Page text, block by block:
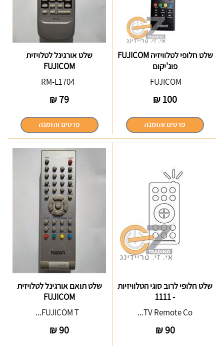
שלט חלופי לטלוויזיה FUJICOM
פוג'יקום
FUJICOM
100
₪
שלט אורגינל לטלויזית
FUJICOM
79
₪
שלט חלופי לרוב סוגי הטלוויזיות
- 1111
TV Remote Co...
90
₪
שלט תואם אורגינל לטלויזית
FUJICOM
FUJICOM T...
90
₪